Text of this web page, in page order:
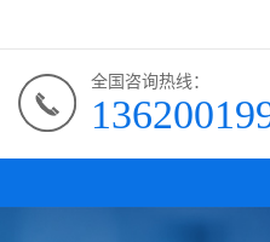
全国咨询热线：